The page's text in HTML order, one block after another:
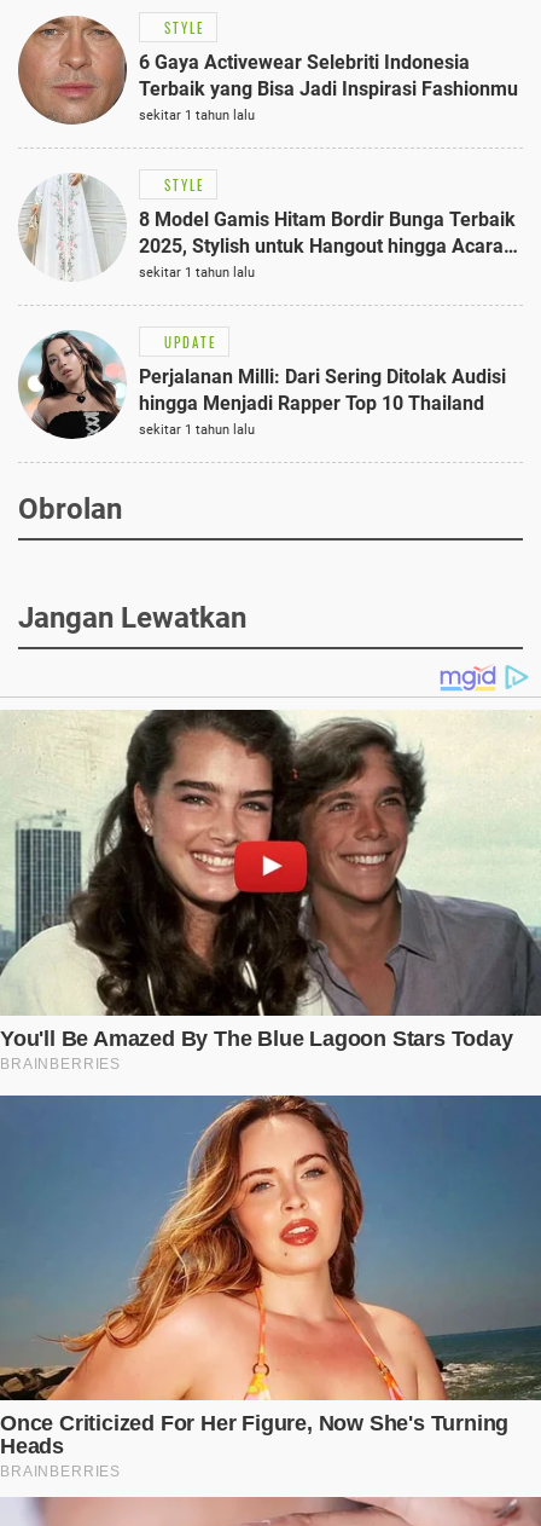
STYLE
6 Gaya Activewear Selebriti Indonesia
Terbaik yang Bisa Jadi Inspirasi Fashionmu
sekitar 1 tahun lalu
STYLE
8 Model Gamis Hitam Bordir Bunga Terbaik
2025, Stylish untuk Hangout hingga Acara
Semi-Formal
sekitar 1 tahun lalu
UPDATE
Perjalanan Milli: Dari Sering Ditolak Audisi
hingga Menjadi Rapper Top 10 Thailand
sekitar 1 tahun lalu
Obrolan
Jangan Lewatkan